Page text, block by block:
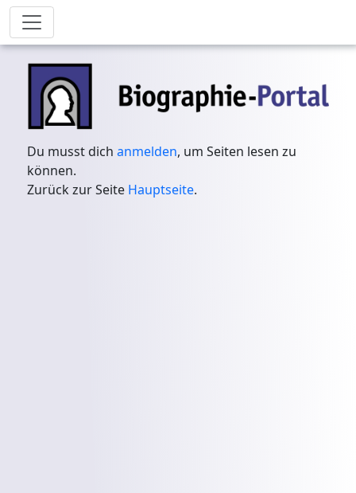
Du musst dichanmelden, um Seiten lesen zu
können.
Zurück zur Seite Hauptseite.